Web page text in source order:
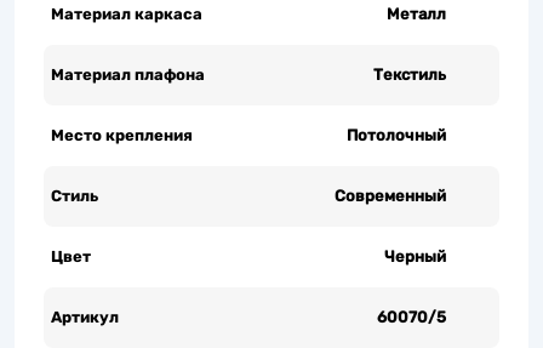
Материал каркаса Металл
Материал плафона Текстиль
Место крепления Потолочный
Стиль Современный
Цвет Черный
Артикул 60070/5